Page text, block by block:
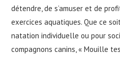
détendre, de s’amuser et de
exercices aquatiques. Que ce
natation individuelle ou pour
compagnons canins, « Mouille